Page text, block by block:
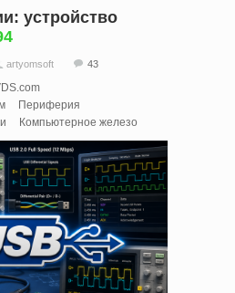
устройство
artyomsoft 43
Периферия
Компьютерное железо